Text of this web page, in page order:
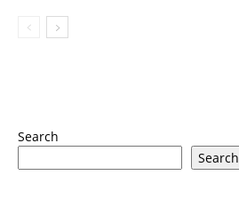
Search
Search